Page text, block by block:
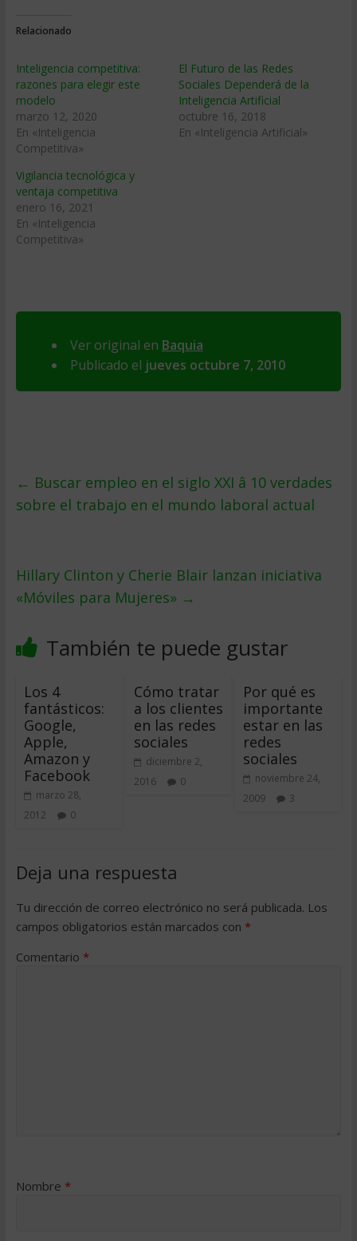
Relacionado
Inteligencia competitiva:
razones para elegir este
modelo
marzo 12, 2020
En «Inteligencia
Competitiva»
El Futuro de las Redes
Sociales Dependerá de la
Inteligencia Artificial
octubre 16, 2018
En «Inteligencia Artificial»
Vigilancia tecnológica y
ventaja competitiva
enero 16, 2021
En «Inteligencia
Competitiva»
Ver original en Baquia
Publicado el jueves octubre 7, 2010
← Buscar empleo en el siglo XXI â 10 verdades
sobre el trabajo en el mundo laboral actual
Hillary Clinton y Cherie Blair lanzan iniciativa
«Móviles para Mujeres» →
También te puede gustar
Los 4
fantásticos:
Google,
Apple,
Amazon y
Facebook
marzo 28,
2012
0
Cómo tratar
a los clientes
en las redes
sociales
diciembre 2,
2016
0
Por qué es
importante
estar en las
redes
sociales
noviembre 24,
2009
3
Deja una respuesta
Tu dirección de correo electrónico no será publicada. Los
campos obligatorios están marcados con *
Comentario *
Nombre *